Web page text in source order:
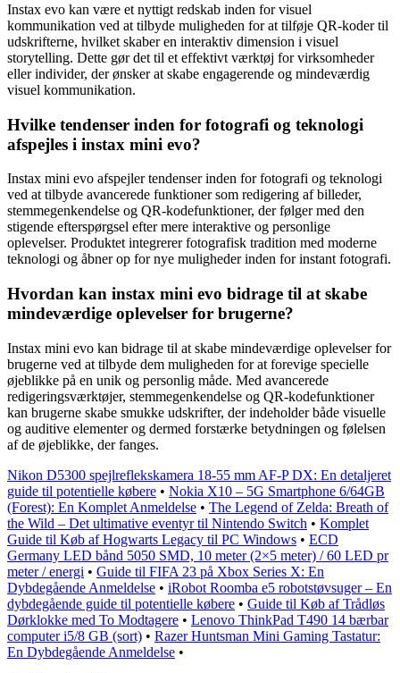
Instax evo kan være et nyttigt redskab inden for visuel
kommunikation ved at tilbyde muligheden for at tilføje QR-koder til
udskrifterne, hvilket skaber en interaktiv dimension i visuel
storytelling. Dette gør det til et effektivt værktøj for virksomheder
eller individer, der ønsker at skabe engagerende og mindeværdig
visuel kommunikation.
Hvilke tendenser inden for fotografi og teknologi
afspejles i instax mini evo?
Instax mini evo afspejler tendenser inden for fotografi og teknologi
ved at tilbyde avancerede funktioner som redigering af billeder,
stemmegenkendelse og QR-kodefunktioner, der følger med den
stigende efterspørgsel efter mere interaktive og personlige
oplevelser. Produktet integrerer fotografisk tradition med moderne
teknologi og åbner op for nye muligheder inden for instant fotografi.
Hvordan kan instax mini evo bidrage til at skabe
mindeværdige oplevelser for brugerne?
Instax mini evo kan bidrage til at skabe mindeværdige oplevelser for
brugerne ved at tilbyde dem muligheden for at forevige specielle
øjeblikke på en unik og personlig måde. Med avancerede
redigeringsværktøjer, stemmegenkendelse og QR-kodefunktioner
kan brugerne skabe smukke udskrifter, der indeholder både visuelle
og auditive elementer og dermed forstærke betydningen og følelsen
af de øjeblikke, der fanges.
Nikon D5300 spejlreflekskamera 18-55 mm AF-P DX: En detaljeret
guide til potentielle købere • Nokia X10 – 5G Smartphone 6/64GB
(Forest): En Komplet Anmeldelse • The Legend of Zelda: Breath of
the Wild – Det ultimative eventyr til Nintendo Switch • Komplet
Guide til Køb af Hogwarts Legacy til PC Windows • ECD
Germany LED bånd 5050 SMD, 10 meter (2×5 meter) / 60 LED pr
meter / energi • Guide til FIFA 23 på Xbox Series X: En
Dybdegående Anmeldelse • iRobot Roomba e5 robotstøvsuger – En
dybdegående guide til potentielle købere • Guide til Køb af Trådløs
Dørklokke med To Modtagere • Lenovo ThinkPad T490 14 bærbar
computer i5/8 GB (sort) • Razer Huntsman Mini Gaming Tastatur:
En Dybdegående Anmeldelse •